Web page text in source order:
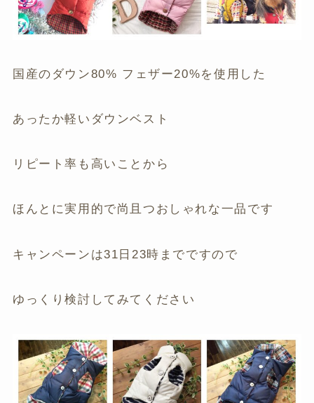
国産のダウン80% フェザー20%を使用した
あったか軽いダウンベスト
リピート率も高いことから
ほんとに実用的で尚且つおしゃれな一品です
キャンペーンは31日23時までですので
ゆっくり検討してみてください